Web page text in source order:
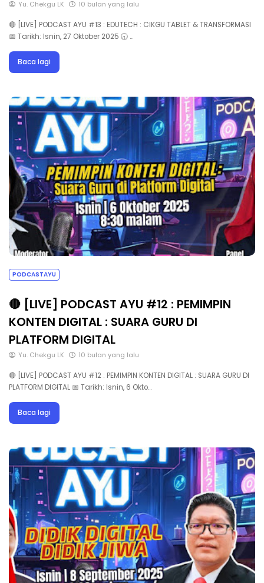
Yu. Chekgu LK 10 bulan yang lalu
🔴 [LIVE] PODCAST AYU #13 : EDUTECH : CIKGU TABLET & TRANSFORMASI
📅 Tarikh: Isnin, 27 Oktober 2025 🕣 …
Baca lagi
PODCASTAYU
🔴 [LIVE] PODCAST AYU #12 : PEMIMPIN
KONTEN DIGITAL : SUARA GURU DI
PLATFORM DIGITAL
Yu. Chekgu LK 10 bulan yang lalu
🔴 [LIVE] PODCAST AYU #12 : PEMIMPIN KONTEN DIGITAL : SUARA GURU DI
PLATFORM DIGITAL 📅 Tarikh: Isnin, 6 Okto…
Baca lagi